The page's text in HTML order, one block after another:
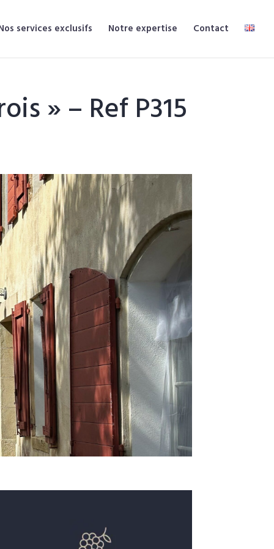
services exclusifs Notre expertise Contact
» – Ref P315